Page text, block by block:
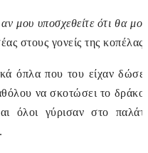
μου υποσχεθείτε ότι θα μου
στους γονείς της κοπέλας.
όπλα που του είχαν δώσει
να σκοτώσει το δράκο.
όλοι γύρισαν στο παλάτι